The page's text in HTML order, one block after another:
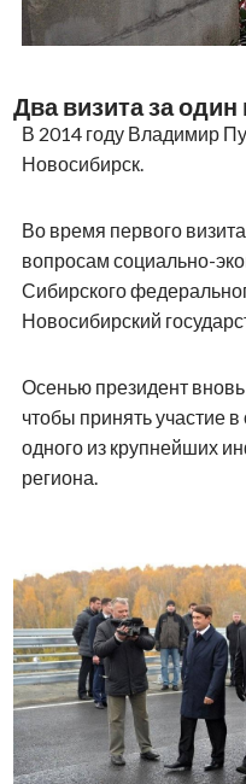
Два визита за
В 2014 году Владимир
Новосибирск.
Во время первого
вопросам социально-
Сибирского
Новосибирский
Осенью президент
чтобы принять участие
одного из крупнейших
региона.